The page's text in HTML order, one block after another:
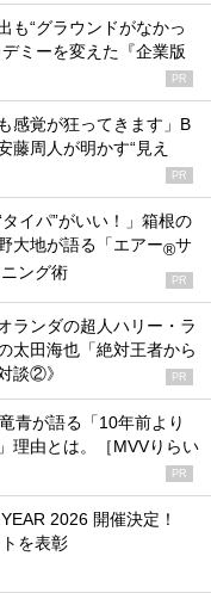
も“グラウンドがなかっ
ミーを変えた『企業版
PR
感覚が狂ってきます」B
藤周人が明かす“見え
PR
イパ”がいい！」箱根の
大地が語る「エアー®サ
ング術 PR
ランダの超人ハリー・ラ
太田海也「絶対王者から
談②》
PR
青が語る「10年前より
理由とは。［MVVりらい
PR
2026 開催決定！
を表彰